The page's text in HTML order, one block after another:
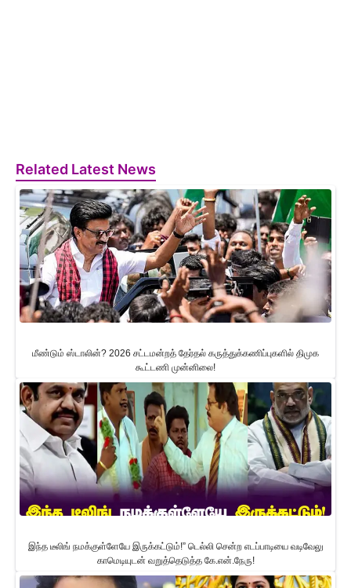
Related Latest News
மீண்டும் ஸ்டாலின்? 2026 சட்டமன்றத் தேர்தல் கருத்துக்கணிப்புகளில் திமுக
கூட்டணி முன்னிலை!
இந்த டீலிங் நமக்குள்ளேயே இருக்கட்டும்!” டெல்லி சென்ற எடப்பாடியை வடிவேலு
காமெடியுடன் வறுத்தெடுத்த கே.என்.நேரு!